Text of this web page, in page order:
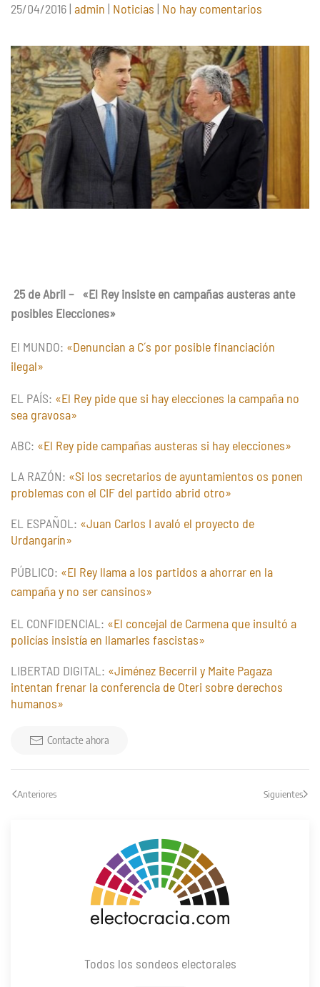
25/04/2016| admin | Noticias | No hay comentarios
Abril
–
Rey
insiste
en
posibles
25 de Abril – «El Rey insiste en campañas austeras ante
posibles Elecciones»
El MUNDO: «Denuncian a C´s por posible financiación
ilegal»
EL PAÍS: «El Rey pide que si hay elecciones la campaña no
sea gravosa»
ABC: «El Rey pide campañas austeras si hay elecciones»
LA RAZÓN: «Si los secretarios de ayuntamientos os ponen
problemas con el CIF del partido abrid otro»
EL ESPAÑOL: «Juan Carlos I avaló el proyecto de
Urdangarín»
PÚBLICO: «El Rey llama a los partidos a ahorrar en la
campaña y no ser cansinos»
EL CONFIDENCIAL: «El concejal de Carmena que insultó a
policías insistía en llamarles fascistas»
LIBERTAD DIGITAL: «Jiménez Becerril y Maite Pagaza
intentan frenar la conferencia de Oteri sobre derechos
humanos»
Contacte ahora
Anteriores Siguientes
Todos los sondeos electorales